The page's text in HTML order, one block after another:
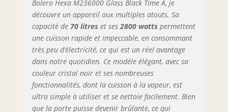
les fonctions
Steam EasyClean
et Steam Assist.
Steam Assist :
Préparez vos plats
avec cette fonction,
en combinant la
cuisson avec la
vapeur pour que
vos recettes soient
croustillantes à
Bolero Hexa M236000 Glass Black Time A, je
découvre un appareil aux multiples atouts. Sa
capacité de 70 litres et ses2800 watts permettent
une cuisson rapide et impeccable, en consommant
très peu d’électricité, ce qui est un réel avantage
dans notre quotidien. Ce modèle élégant, avec sa
couleur cristal noir et ses nombreuses
fonctionnalités, dont la cuisson à la vapeur, est
ultra simple à utiliser et se nettoie facilement. Bien
que la porte puisse devenir brûlante, ce qui